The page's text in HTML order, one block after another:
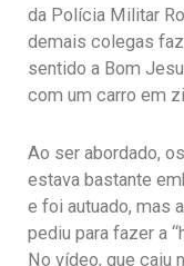
da Polícia Militar
demais colegas
sentido a Bom
com um carro em
Ao ser abordado,
estava bastante
e foi autuado, mas
pediu para fazer a
No vídeo, que caiu